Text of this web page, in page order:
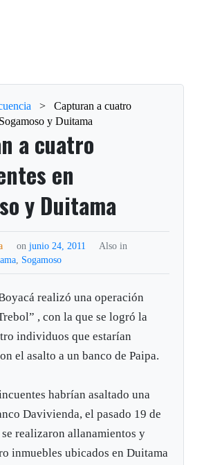
>
Capturan a cuatro
y Duitama
a cuatro
en
y Duitama
on junio 24, 2011
Also in
, Sogamoso
realizó una operación
, con la que se logró la
individuos que estarían
el asalto a un banco de Paipa.
habrían asaltado una
Davivienda, el pasado 19 de
realizaron allanamientos y
inmuebles ubicados en Duitama